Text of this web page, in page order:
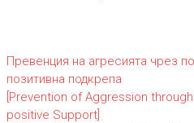
Превенция на агресията чрез
позитивна подкрепа
[Prevention of Aggression
positive Support]